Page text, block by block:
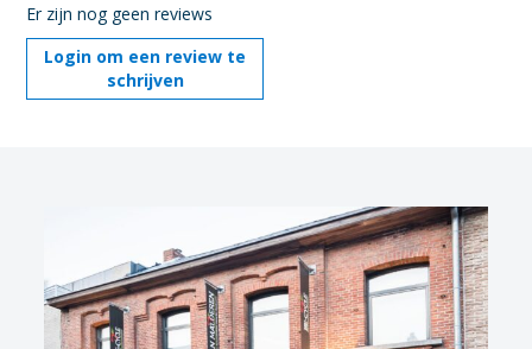
Er zijn nog geen reviews
Login om een review te
schrijven